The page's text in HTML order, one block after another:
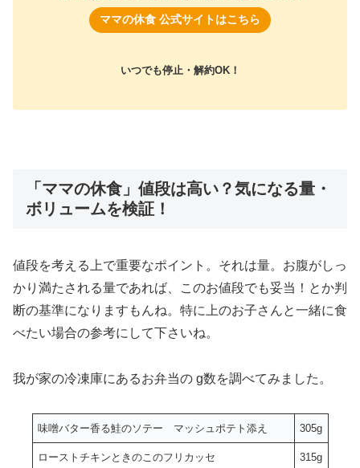
ママの休食 公式サイトはこちら
いつでも停止・解約OK！
「ママの休食」値段は高い？気になる量・
ボリュームを検証！
値段を考える上で重要なポイント。それは量。お腹がしっ
かり満たされる量であれば、このお値段でも妥当！とか判
断の基準になりますもんね。特に上のお子さんと一緒に食
べたい場合の参考にして下さいね。
我が家の冷凍庫にあるお弁当の g数を調べてみました。
味噌バター香る鮭のソテー マッシュポテト添え 305g
ローストチキンときのこのフリカッセ 315g